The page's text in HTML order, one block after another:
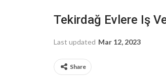
Tekirdağ Evlere Iş
Last updated Mar 12, 2023
Share